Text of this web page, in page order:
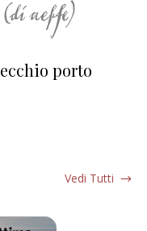
porto
Vedi Tutti